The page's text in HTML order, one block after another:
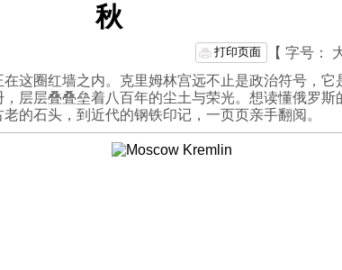
秋
【 字号：
打印页面
这圈红墙之内。克里姆林宫远不止是政治符号，它
层层叠叠垒着八百年的尘土与荣光。想读懂俄罗斯
的石头，到近代的钢铁印记，一页页亲手翻阅。